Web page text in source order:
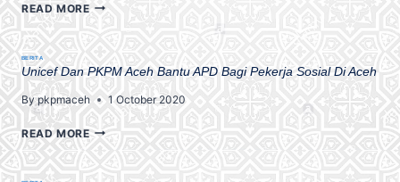
READ MORE
BERITA
Unicef Dan PKPM Aceh Bantu APD Bagi Pekerja Sosial Di Aceh
By pkpmaceh 1 October 2020
READ MORE